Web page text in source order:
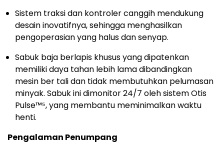
Sistem traksi dan kontroler canggih mendukung
desain inovatifnya, sehingga menghasilkan
pengoperasian yang halus dan senyap.
Sabuk baja berlapis khusus yang dipatenkan
memiliki daya tahan lebih lama dibandingkan
mesin ber tali dan tidak membutuhkan pelumasan
minyak. Sabuk ini dimonitor 24/7 oleh sistem Otis
Pulse™⁵, yang membantu meminimalkan waktu
henti.
Pengalaman Penumpang